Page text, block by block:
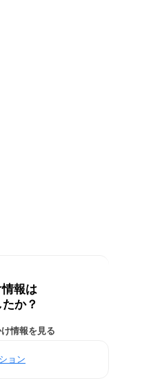
報は
か？
情報を見る
ョン